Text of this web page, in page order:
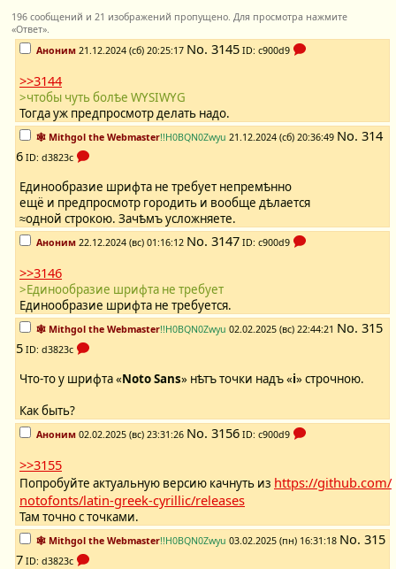
196 сообщений и 21 изображений пропущено. Для просмотра нажмите
«Ответ».
Аноним 21.12.2024 (сб) 20:25:17 No. 3145 ID: c900d9
>>3144
>чтобы чуть болѣе WYSIWYG
Тогда уж предпросмотр делать надо.
🕸️ Mithgol the Webmaster!!H0BQN0Zwyu 21.12.2024 (сб) 20:36:49 No. 314
6 ID: d3823c
Единообразие шрифта не требует непремѣнно
ещё и предпросмотр городить и вообще дѣлается
≈одной строкою. Зачѣмъ усложняете.
Аноним 22.12.2024 (вс) 01:16:12 No. 3147 ID: c900d9
>>3146
>Единообразие шрифта не требует
Единообразие шрифта не требуется.
🕸️ Mithgol the Webmaster!!H0BQN0Zwyu 02.02.2025 (вс) 22:44:21 No. 315
5 ID: d3823c
Что-то у шрифта «Noto Sans» нѣтъ точки надъ «і» строчною.
Как быть?
Аноним 02.02.2025 (вс) 23:31:26 No. 3156 ID: c900d9
>>3155
Попробуйте актуальную версию качнуть из https://github.com/
notofonts/latin-greek-cyrillic/releases
Там точно с точками.
🕸️ Mithgol the Webmaster!!H0BQN0Zwyu 03.02.2025 (пн) 16:31:18 No. 315
7 ID: d3823c